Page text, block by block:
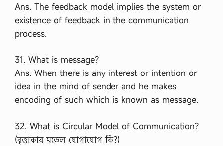
Ans. The feedback model implies the system or
existence of feedback in the communication
process.
31. What is message?
Ans. When there is any interest or intention or
idea in the mind of sender and he makes
encoding of such which is known as message.
32. What is Circular Model of Communication?
(বৃত্তাকার মডেল যোগাযোগ কি?)